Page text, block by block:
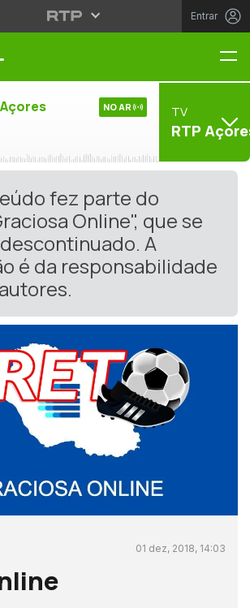
Entrar
NO AR TV
RTP
fez parte do
Online", que se
A
é da responsabilidade
01 dez, 2018, 14:03